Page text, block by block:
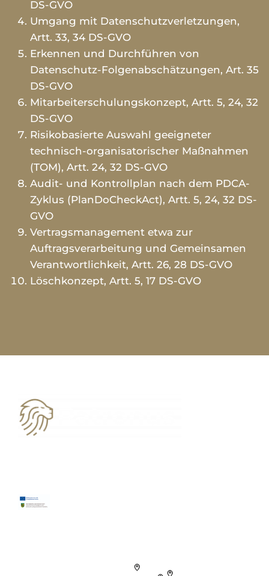
DS-GVO
Umgang mit Datenschutzverletzungen,
Artt. 33, 34 DS-GVO
Erkennen und Durchführen von
Datenschutz-Folgenabschätzungen, Art. 35
DS-GVO
Mitarbeiterschulungskonzept, Artt. 5, 24, 32
DS-GVO
Risikobasierte Auswahl geeigneter
technisch-organisatorischer Maßnahmen
(TOM), Artt. 24, 32 DS-GVO
Audit- und Kontrollplan nach dem PDCA-
Zyklus (PlanDoCheckAct), Artt. 5, 24, 32 DS-
GVO
Vertragsmanagement etwa zur
Auftragsverarbeitung und Gemeinsamen
Verantwortlichkeit, Artt. 26, 28 DS-GVO
Löschkonzept, Artt. 5, 17 DS-GVO